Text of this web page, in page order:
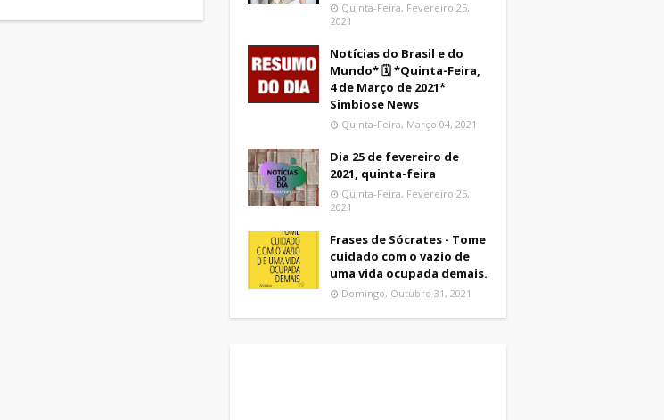
Quinta-Feira, Fevereiro 25,
2021
Notícias do Brasil e do
Mundo* 🗓 *Quinta-Feira,
4 de Março de 2021*
Simbiose News
Quinta-Feira, Março 04, 2021
Dia 25 de fevereiro de
2021, quinta-feira
Quinta-Feira, Fevereiro 25,
2021
Frases de Sócrates - Tome
cuidado com o vazio de
uma vida ocupada demais.
Domingo, Outubro 31, 2021